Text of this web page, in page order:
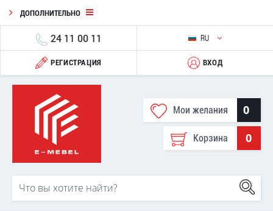
ДОПОЛНИТЕЛЬНО
24 11 00 11 RU
РЕГИСТРАЦИЯ ВХОД
Мои желания 0
Корзина 0